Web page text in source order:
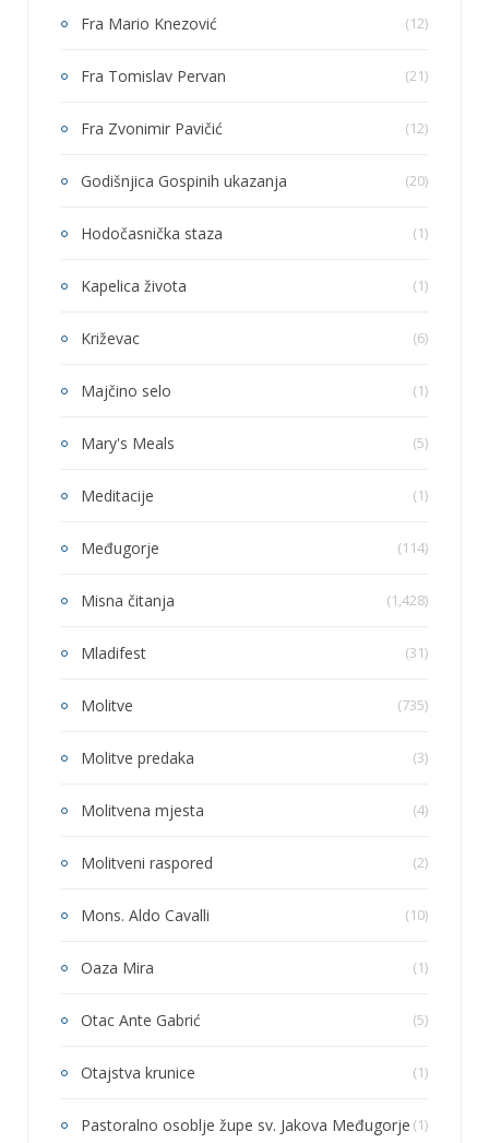
Fra Mario Knezović (12)
Fra Tomislav Pervan (21)
Fra Zvonimir Pavičić (12)
Godišnjica Gospinih ukazanja (20)
Hodočasnička staza (1)
Kapelica života (1)
Križevac (6)
Majčino selo (1)
Mary's Meals (5)
Meditacije (1)
Međugorje (114)
Misna čitanja (1,428)
Mladifest (31)
Molitve (735)
Molitve predaka (3)
Molitvena mjesta (4)
Molitveni raspored (2)
Mons. Aldo Cavalli (10)
Oaza Mira (1)
Otac Ante Gabrić (5)
Otajstva krunice (1)
Pastoralno osoblje župe sv. Jakova Međugorje (1)